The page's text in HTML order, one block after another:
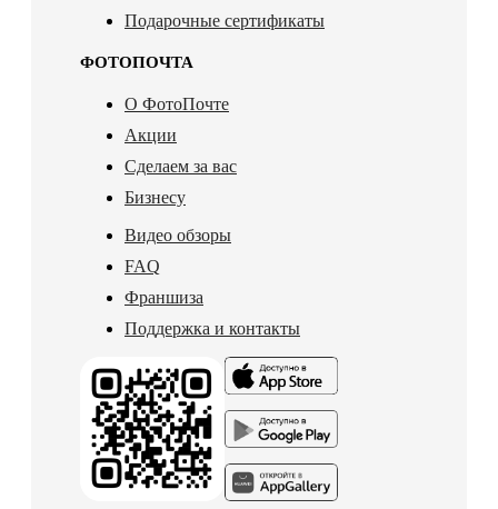
Подарочные сертификаты
ФОТОПОЧТА
О ФотоПочте
Акции
Сделаем за вас
Бизнесу
Видео обзоры
FAQ
Франшиза
Поддержка и контакты